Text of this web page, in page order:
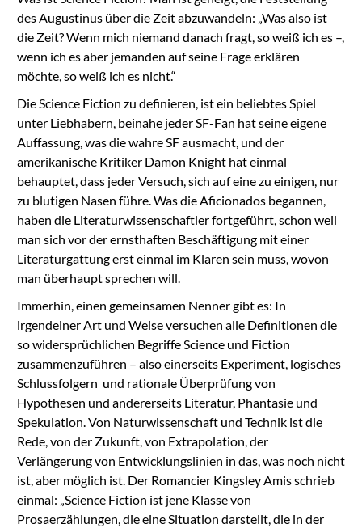
des Augustinus über die Zeit abzuwandeln: „Was also ist
die Zeit? Wenn mich niemand danach fragt, so weiß ich es –,
wenn ich es aber jemanden auf seine Frage erklären
möchte, so weiß ich es nicht.“
Die Science Fiction zu definieren, ist ein beliebtes Spiel
unter Liebhabern, beinahe jeder SF-Fan hat seine eigene
Auffassung, was die wahre SF ausmacht, und der
amerikanische Kritiker Damon Knight hat einmal
behauptet, dass jeder Versuch, sich auf eine zu einigen, nur
zu blutigen Nasen führe. Was die Aficionados begannen,
haben die Literaturwissenschaftler fortgeführt, schon weil
man sich vor der ernsthaften Beschäftigung mit einer
Literaturgattung erst einmal im Klaren sein muss, wovon
man überhaupt sprechen will.
Immerhin, einen gemeinsamen Nenner gibt es: In
irgendeiner Art und Weise versuchen alle Definitionen die
so widersprüchlichen Begriffe Science und Fiction
zusammenzuführen – also einerseits Experiment, logisches
Schlussfolgern und rationale Überprüfung von
Hypothesen und andererseits Literatur, Phantasie und
Spekulation. Von Naturwissenschaft und Technik ist die
Rede, von der Zukunft, von Extrapolation, der
Verlängerung von Entwicklungslinien in das, was noch nicht
ist, aber möglich ist. Der Romancier Kingsley Amis schrieb
einmal: „Science Fiction ist jene Klasse von
Prosaerzählungen, die eine Situation darstellt, die in der